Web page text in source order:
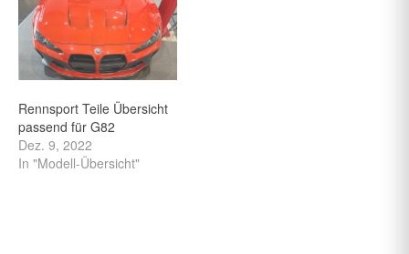
Rennsport Teile Übersicht
passend für G82
Dez. 9, 2022
In "Modell-Übersicht"